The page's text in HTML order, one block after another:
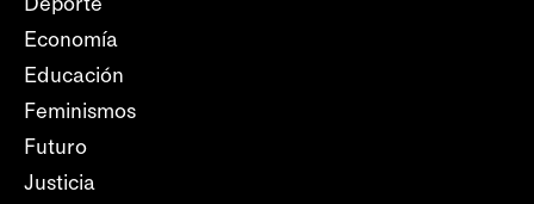
Economía
Educación
Feminismos
Futuro
Justicia